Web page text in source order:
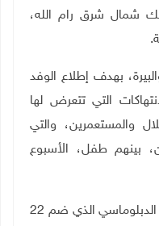
شمال شرق رام الله،
بهدف إطلاع الوفد
التي تتعرض لها
والمستعمرين، والتي
4 مواطنين، بينهم طفل، الأسبوع
وشارك في الجولة إلى جانب الوفد الدبلوماسي الذي ضم 22